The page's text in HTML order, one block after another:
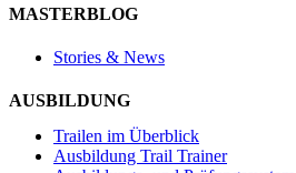
MASTERBLOG
Stories & News
AUSBILDUNG
Trailen im Überblick
Ausbildung Trail Trainer